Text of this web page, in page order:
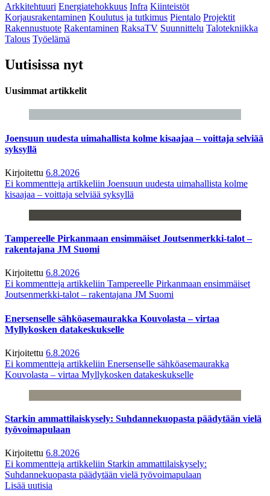
Arkkitehtuuri Energiatehokkuus Infra Kiinteistöt
Korjausrakentaminen Koulutus ja tutkimus Pientalo Projektit
Rakennustuote Rakentaminen RaksaTV Suunnittelu Talotekniikka
Talous Työelämä
Uutisissa nyt
Uusimmat artikkelit
Joensuun uudesta uimahallista kolme kisaajaa – voittaja selviää
syksyllä
Kirjoitettu 6.8.2026
Ei kommentteja artikkeliin Joensuun uudesta uimahallista kolme
kisaajaa – voittaja selviää syksyllä
Tampereelle Pirkanmaan ensimmäiset Joutsenmerkki-talot –
rakentajana JM Suomi
Kirjoitettu 6.8.2026
Ei kommentteja artikkeliin Tampereelle Pirkanmaan ensimmäiset
Joutsenmerkki-talot – rakentajana JM Suomi
Enersenselle sähköasemaurakka Kouvolasta – virtaa
Myllykosken datakeskukselle
Kirjoitettu 6.8.2026
Ei kommentteja artikkeliin Enersenselle sähköasemaurakka
Kouvolasta – virtaa Myllykosken datakeskukselle
Starkin ammattilaiskysely: Suhdannekuopasta päädytään vielä
työvoimapulaan
Kirjoitettu 6.8.2026
Ei kommentteja artikkeliin Starkin ammattilaiskysely:
Suhdannekuopasta päädytään vielä työvoimapulaan
Lisää uutisia